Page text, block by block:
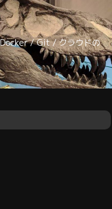
/ Git / クラウドの